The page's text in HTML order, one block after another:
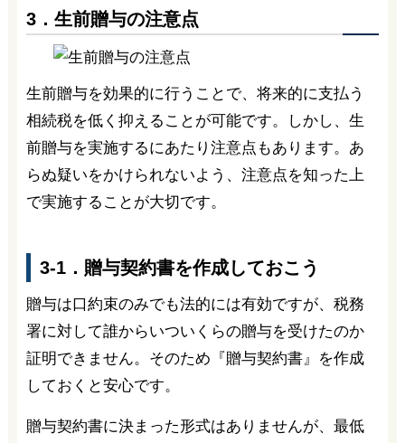
3．生前贈与の注意点
生前贈与を効果的に行うことで、将来的に支払う
相続税を低く抑えることが可能です。しかし、生
前贈与を実施するにあたり注意点もあります。あ
らぬ疑いをかけられないよう、注意点を知った上
で実施することが大切です。
3-1．贈与契約書を作成しておこう
贈与は口約束のみでも法的には有効ですが、税務
署に対して誰からいついくらの贈与を受けたのか
証明できません。そのため『贈与契約書』を作成
しておくと安心です。
贈与契約書に決まった形式はありませんが、最低